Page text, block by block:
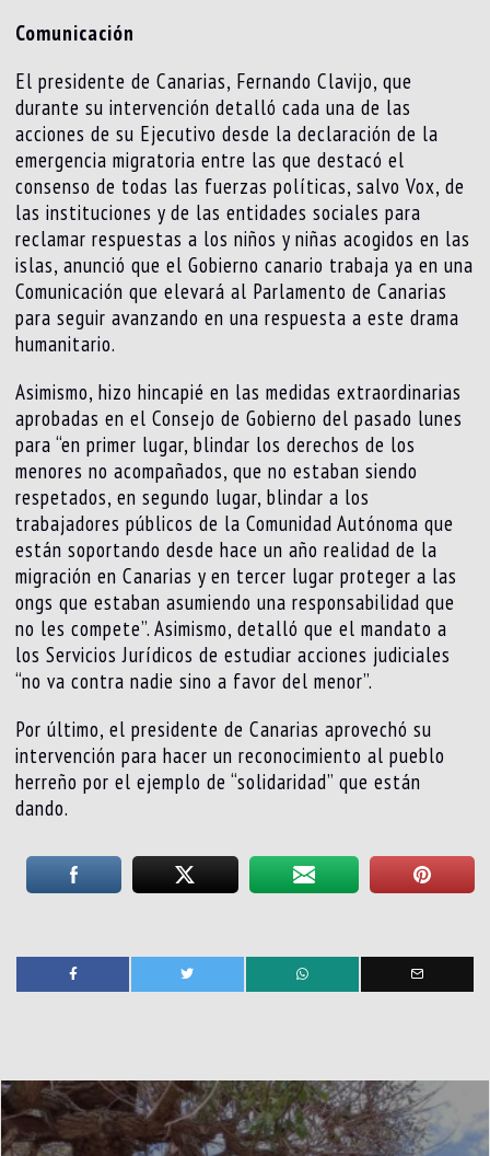
Comunicación
El presidente de Canarias, Fernando Clavijo, que
durante su intervención detalló cada una de las
acciones de su Ejecutivo desde la declaración de la
emergencia migratoria entre las que destacó el
consenso de todas las fuerzas políticas, salvo Vox, de
las instituciones y de las entidades sociales para
reclamar respuestas a los niños y niñas acogidos en las
islas, anunció que el Gobierno canario trabaja ya en una
Comunicación que elevará al Parlamento de Canarias
para seguir avanzando en una respuesta a este drama
humanitario.
Asimismo, hizo hincapié en las medidas extraordinarias
aprobadas en el Consejo de Gobierno del pasado lunes
para “en primer lugar, blindar los derechos de los
menores no acompañados, que no estaban siendo
respetados, en segundo lugar, blindar a los
trabajadores públicos de la Comunidad Autónoma que
están soportando desde hace un año realidad de la
migración en Canarias y en tercer lugar proteger a las
ongs que estaban asumiendo una responsabilidad que
no les compete”. Asimismo, detalló que el mandato a
los Servicios Jurídicos de estudiar acciones judiciales
“no va contra nadie sino a favor del menor”.
Por último, el presidente de Canarias aprovechó su
intervención para hacer un reconocimiento al pueblo
herreño por el ejemplo de “solidaridad” que están
dando.